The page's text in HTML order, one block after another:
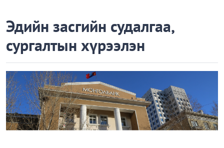
Эдийн засгийн судалгаа,
сургалтын хүрээлэн